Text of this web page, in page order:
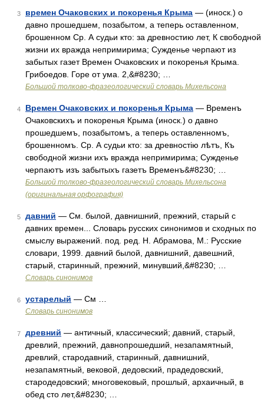
3 времен Очаковских и покоренья Крыма — (иноск.) о
давно прошедшем, позабытом, а теперь оставленном,
брошенном Ср. А судьи кто: за древностию лет, К свободной
жизни их вражда непримирима; Сужденье черпают из
забытых газет Времен Очаковских и покоренья Крыма.
Грибоедов. Горе от ума. 2,&#8230; …
Большой толково-фразеологический словарь Михельсона
4 Времен Очаковских и покоренья Крыма — Временъ
Очаковскихъ и покоренья Крыма (иноск.) о давно
прошедшемъ, позабытомъ, а теперь оставленномъ,
брошенномъ. Ср. А судьи кто: за древностію лѣтъ, Къ
свободной жизни ихъ вражда непримирима; Сужденье
черпаютъ изъ забытыхъ газетъ Временъ&#8230; …
Большой толково-фразеологический словарь Михельсона
(оригинальная орфография)
5 давний — См. былой, давнишний, прежний, старый с
давних времен... Словарь русских синонимов и сходных по
смыслу выражений. под. ред. Н. Абрамова, М.: Русские
словари, 1999. давний былой, давнишний, давешний,
старый, старинный, прежний, минувший,&#8230; …
Словарь синонимов
6 устарелый — См …
Словарь синонимов
7 древний — античный, классический; давний, старый,
древлий, прежний, давнопрошедший, незапамятный,
древлий, стародавний, старинный, давнишний,
незапамятный, вековой, дедовский, прадедовский,
стародедовский; многовековый, прошлый, архаичный, в
обед сто лет,&#8230; …